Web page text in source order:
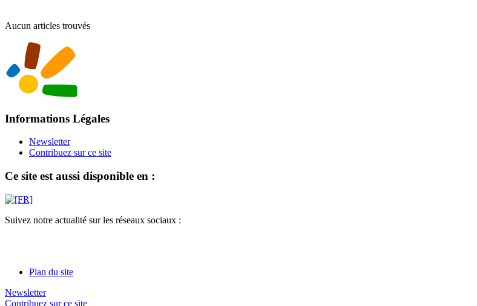
Aucun articles trouvés
Informations Légales
Newsletter
Contribuez sur ce site
Ce site est aussi disponible en :
Suivez notre actualité sur les réseaux sociaux :
Plan du site
Newsletter
Contribuez sur ce site